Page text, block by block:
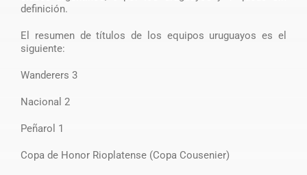
definición.
El resumen de títulos de los equipos uruguayos es el
siguiente:
Wanderers 3
Nacional 2
Peñarol 1
Copa de Honor Rioplatense (Copa Cousenier)